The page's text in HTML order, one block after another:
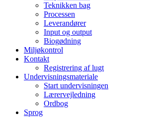
Teknikken bag
Processen
Leverandører
Input og output
Biogødning
Miljøkontrol
Kontakt
Registrering af lugt
Undervisningsmateriale
Start undervisningen
Lærervejledning
Ordbog
Sprog